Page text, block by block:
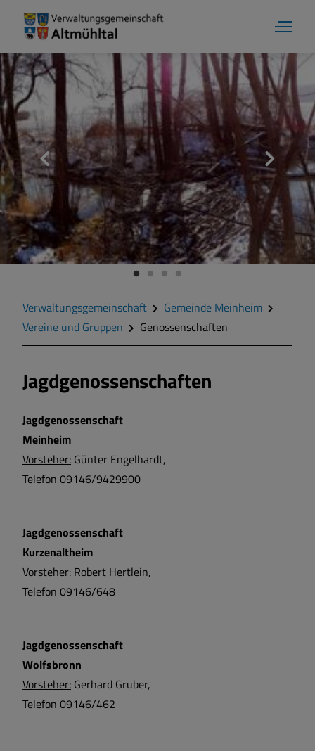
Gemeinde Meinheim
Grußwort
Kontakt
Veranstaltungen
Zahlen und Daten
Wappen
Gemeinderat
Gemeindeteile
Dorfwettbewerb
Wohnen und Bauen
Bildung und Soziales
Verwaltungsgemeinschaft
Gemeinde Meinheim
Vereine und Gruppen
Genossenschaften
Jagdgenossenschaften
Jagdgenossenschaft
Meinheim
Vorsteher: Günter Engelhardt,
Telefon 09146/9429900
Jagdgenossenschaft
Kurzenaltheim
Vorsteher: Robert Hertlein,
Telefon 09146/648
Jagdgenossenschaft
Wolfsbronn
Vorsteher: Gerhard Gruber,
Telefon 09146/462